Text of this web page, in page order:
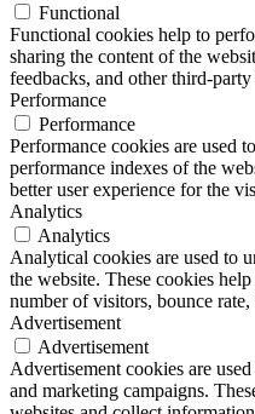
Functional
Functional cookies help to
sharing the content of the
feedbacks, and other third-party
Performance
Performance
Performance cookies are used
performance indexes of the
better user experience for the
Analytics
Analytics
Analytical cookies are used to
the website. These cookies
number of visitors, bounce
Advertisement
Advertisement
Advertisement cookies are
and marketing campaigns.